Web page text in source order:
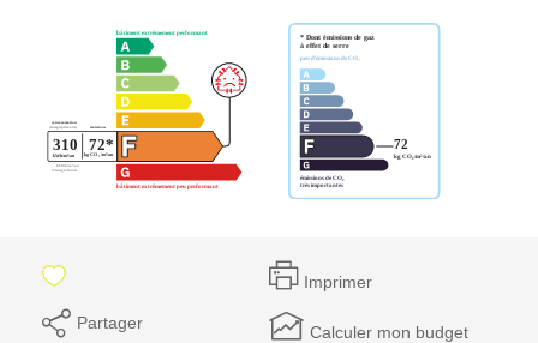
Imprimer
Partager Calculer mon budget